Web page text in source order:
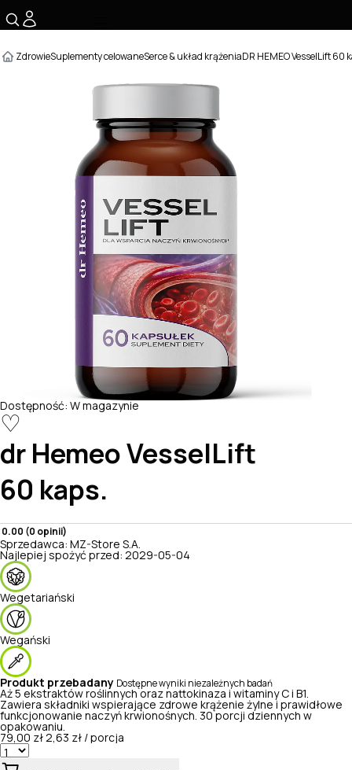
ZdrowieSuplementy celowaneSerce & układ krążeniaDR HEMEO VesselLift 60
Dostępność: W magazynie
♡
dr Hemeo VesselLift
60 kaps.
0.00 (0 opinii)
Sprzedawca: MZ-Store S.A.
Najlepiej spożyć przed: 2029-05-04
Wegetariański
Wegański
Produkt przebadany Dostępne wyniki niezależnych badań
Aż 5 ekstraktów roślinnych oraz nattokinaza i witaminy C i B1.
Zawiera składniki wspierające zdrowe krążenie żylne i prawidłowe
funkcjonowanie naczyń krwionośnych. 30 porcji dziennych w
opakowaniu.
79,00 zł 2,63 zł / porcja